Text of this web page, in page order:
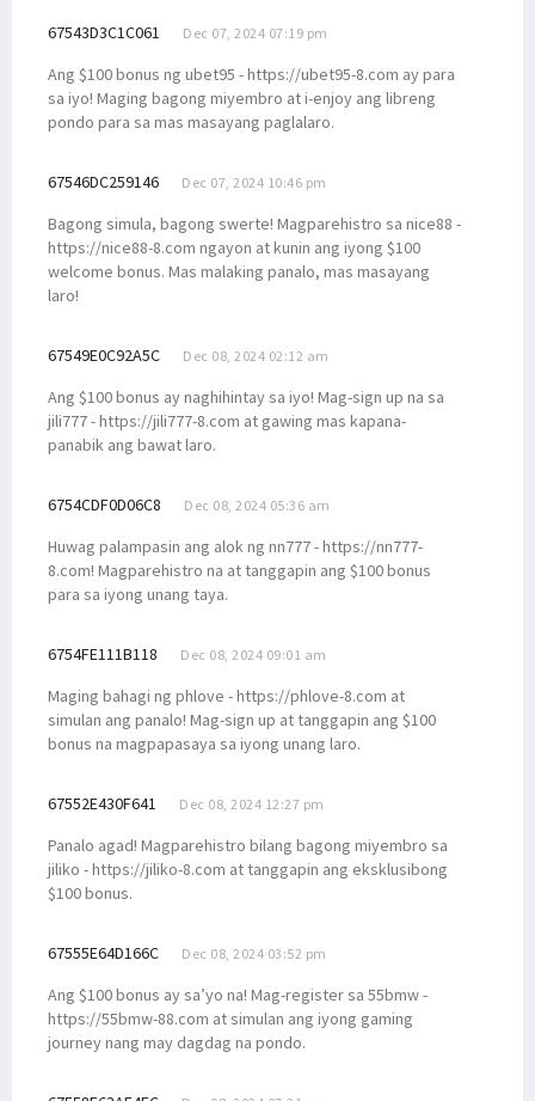
67543D3C1C061 Dec 07, 2024 07:19 pm
Ang $100 bonus ng ubet95 - https://ubet95-8.com ay para
sa iyo! Maging bagong miyembro at i-enjoy ang libreng
pondo para sa mas masayang paglalaro.
67546DC259146 Dec 07, 2024 10:46 pm
Bagong simula, bagong swerte! Magparehistro sa nice88 -
https://nice88-8.com ngayon at kunin ang iyong $100
welcome bonus. Mas malaking panalo, mas masayang
laro!
67549E0C92A5C Dec 08, 2024 02:12 am
Ang $100 bonus ay naghihintay sa iyo! Mag-sign up na sa
jili777 - https://jili777-8.com at gawing mas kapana-
panabik ang bawat laro.
6754CDF0D06C8 Dec 08, 2024 05:36 am
Huwag palampasin ang alok ng nn777 - https://nn777-
8.com! Magparehistro na at tanggapin ang $100 bonus
para sa iyong unang taya.
6754FE111B118 Dec 08, 2024 09:01 am
Maging bahagi ng phlove - https://phlove-8.com at
simulan ang panalo! Mag-sign up at tanggapin ang $100
bonus na magpapasaya sa iyong unang laro.
67552E430F641 Dec 08, 2024 12:27 pm
Panalo agad! Magparehistro bilang bagong miyembro sa
jiliko - https://jiliko-8.com at tanggapin ang eksklusibong
$100 bonus.
67555E64D166C Dec 08, 2024 03:52 pm
Ang $100 bonus ay sa’yo na! Mag-register sa 55bmw -
https://55bmw-88.com at simulan ang iyong gaming
journey nang may dagdag na pondo.